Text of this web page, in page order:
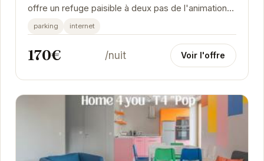
offre un refuge paisible à deux pas de l'animation
de la ville. Cet appartement élégant et...
parking internet
170€ /nuit Voir l'offre